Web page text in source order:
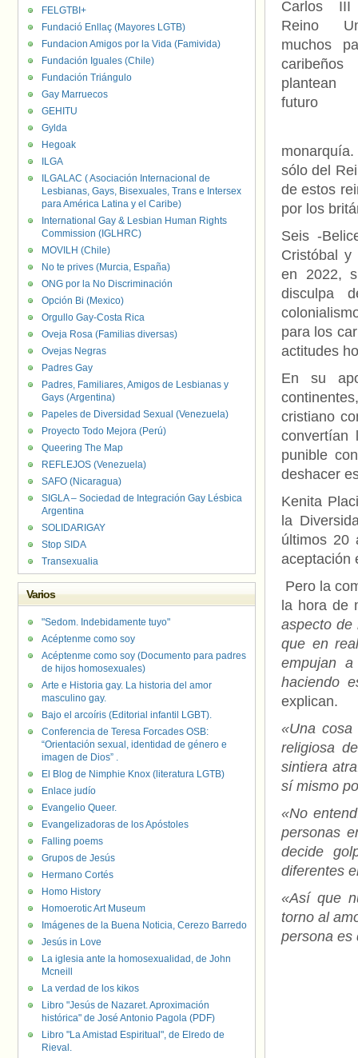
Carlos
Reino
muchos
futuro
sólo del
de estos
por los
Seis -
Cristóbal y
en 2022,
disculpa
para los
actitudes
En su
cristiano
convertían
punible
deshacer
Kenita
la
últimos 20
aceptación
Pero la
la hora de
aspecto de
que en
empujan
haciendo
explican.
«Una
religiosa
sintiera
sí mismo
«No
personas
decide
diferentes
«Así que
torno al
persona es
FELGTBI+
Fundació Enllaç (Mayores LGTB)
Fundacion Amigos por la Vida (Famivida)
Fundación Iguales (Chile)
Fundación Triángulo
Gay Marruecos
GEHITU
Gylda
Hegoak
ILGA
ILGALAC ( Asociación Internacional de
Lesbianas, Gays, Bisexuales, Trans e Intersex
para América Latina y el Caribe)
International Gay & Lesbian Human Rights
Commission (IGLHRC)
MOVILH (Chile)
No te prives (Murcia, España)
ONG por la No Discriminación
Opción Bi (Mexico)
Orgullo Gay-Costa Rica
Oveja Rosa (Familias diversas)
Ovejas Negras
Padres Gay
Padres, Familiares, Amigos de Lesbianas y
Gays (Argentina)
Papeles de Diversidad Sexual (Venezuela)
Proyecto Todo Mejora (Perú)
Queering The Map
REFLEJOS (Venezuela)
SAFO (Nicaragua)
SIGLA – Sociedad de Integración Gay Lésbica
Argentina
SOLIDARIGAY
Stop SIDA
Transexualia
Varios
"Sedom. Indebidamente tuyo"
Acéptenme como soy
Acéptenme como soy (Documento para padres
de hijos homosexuales)
Arte e Historia gay. La historia del amor
masculino gay.
Bajo el arcoíris (Editorial infantil LGBT).
Conferencia de Teresa Forcades OSB:
“Orientación sexual, identidad de género e
imagen de Dios” .
El Blog de Nimphie Knox (literatura LGTB)
Enlace judío
Evangelio Queer.
Evangelizadoras de los Apóstoles
Falling poems
Grupos de Jesús
Hermano Cortés
Homo History
Homoerotic Art Museum
Imágenes de la Buena Noticia, Cerezo Barredo
Jesús in Love
La iglesia ante la homosexualidad, de John
Mcneill
La verdad de los kikos
Libro "Jesús de Nazaret. Aproximación
histórica" de José Antonio Pagola (PDF)
Libro "La Amistad Espiritual", de Elredo de
Rieval.